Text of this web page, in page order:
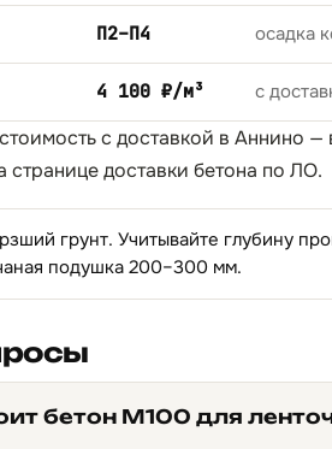
П2–П4 осадка
4 100 ₽/м³ с
с доставкой в Аннино —
страницедоставки бетона по ЛО.
грунт. Учитывайте глубину
подушка 200–300 мм.
бетон М100 для